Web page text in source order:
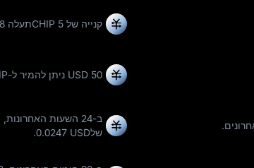
קנייה של 5 CHIPתעלה 0.124148 USDו-10 CHIPמוערך ב- 0.248296 USD.
50 USD ניתן להמיר ל-
ב-24 השעות האחרונות, התעריף השתנה ב-
של0.0247 USD
.